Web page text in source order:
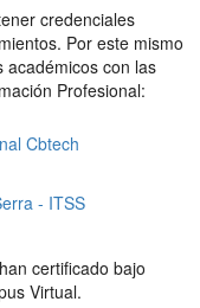
credenciales
Por este mismo
académicos con las
Profesional:
Cbtech
- ITSS
certificado bajo
Virtual.